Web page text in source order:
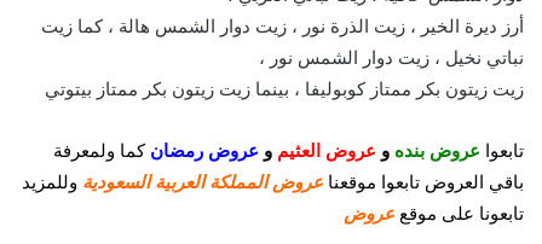
أرز ديرة الخير ، زيت الذرة نور ، زيت دوار الشمس هالة ، كما زيت
نباتي نخيل ، زيت دوار الشمس نور ،
زيت زيتون بكر ممتاز كوبوليفا ، بينما زيت زيتون بكر ممتاز بيتوتي
تابعوا عروض بنده و عروض العثيم و عروض رمضان كما ولمعرفة
باقي العروض تابعوا موقعنا عروض المملكة العربية السعودية وللمزيد
تابعونا على موقع عروض